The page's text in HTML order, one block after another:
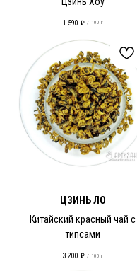
1 590 ₽ / 100 г
ЦЗИНЬ ЛО
Китайский красный чай с
типсами
3 200 ₽ / 100 г